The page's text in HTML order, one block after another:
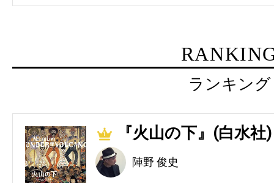
ランキング
1 『火山の下』(白水社)
陣野 俊史